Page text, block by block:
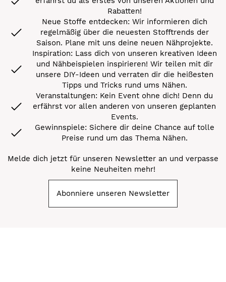
Rabatten!
Neue Stoffe entdecken: Wir informieren dich
regelmäßig über die neuesten Stofftrends der
Saison. Plane mit uns deine neuen Nähprojekte.
Inspiration: Lass dich von unseren kreativen Ideen
und Nähbeispielen inspirieren! Wir teilen mit dir
unsere DIY-Ideen und verraten dir die heißesten
Tipps und Tricks rund ums Nähen.
Veranstaltungen: Kein Event ohne dich! Denn du
erfährst vor allen anderen von unseren geplanten
Events.
Gewinnspiele: Sichere dir deine Chance auf tolle
Preise rund um das Thema Nähen.
Melde dich jetzt für unseren Newsletter an und verpasse
keine Neuheiten mehr!
Abonniere unseren Newsletter